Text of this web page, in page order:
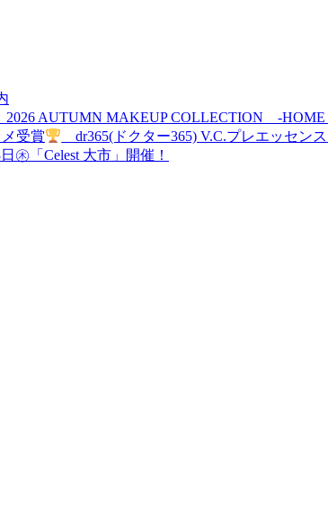
2026 AUTUMN MAKEUP COLLECTION -
受賞
dr365(ドクター365) V.C.プレエッセン
㊍「Celest 大市」開催！